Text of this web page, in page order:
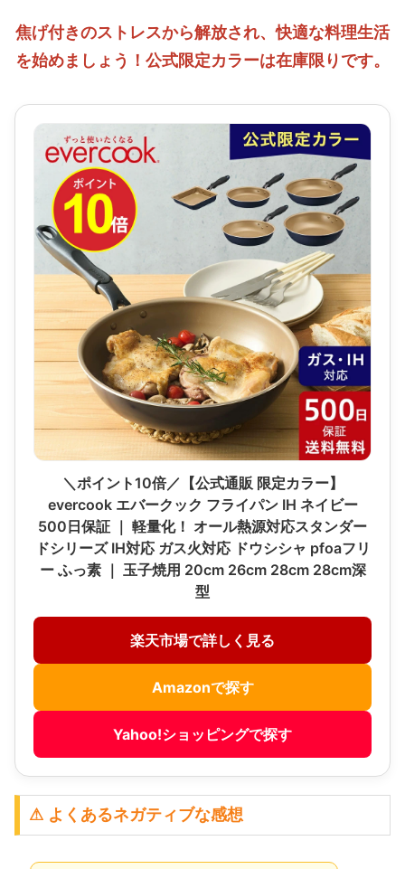
焦げ付きのストレスから解放され、快適な料理生活
を始めましょう！公式限定カラーは在庫限りです。
＼ポイント10倍／【公式通販 限定カラー】
evercook エバークック フライパン IH ネイビー
500日保証 ｜ 軽量化！ オール熱源対応スタンダー
ドシリーズ IH対応 ガス火対応 ドウシシャ pfoaフリ
ー ふっ素 ｜ 玉子焼用 20cm 26cm 28cm 28cm深
型
楽天市場で詳しく見る
Amazonで探す
Yahoo!ショッピングで探す
⚠ よくあるネガティブな感想